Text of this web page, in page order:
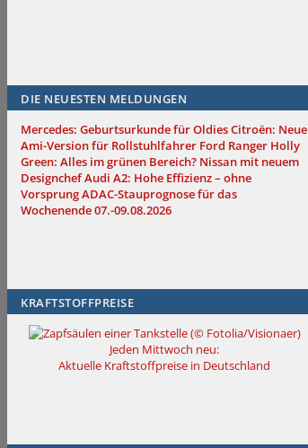
DIE NEUESTEN MELDUNGEN
Mercedes: Geburtsurkunde für OldiesCitroën: Neue
Ami-Version für Rollstuhlfahrer Ford Ranger Holly
Green: Alles im grünen Bereich? Nissan mit neuem
DesignchefAudi A2: Hohe Effizienz – ohne
VorsprungADAC-Stauprognose für das
Wochenende 07.-09.08.2026
KRAFTSTOFFPREISE
Jeden Mittwoch neu:
Aktuelle Kraftstoffpreise in Deutschland